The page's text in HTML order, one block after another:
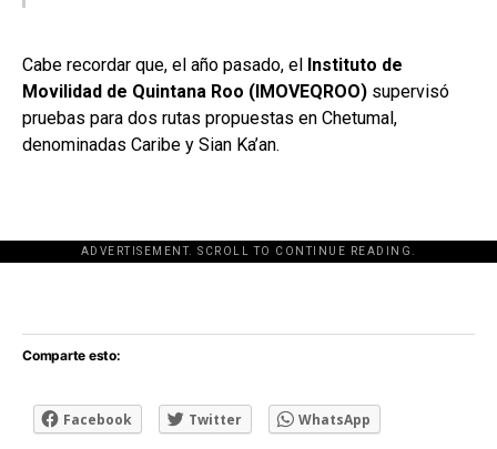
Cabe recordar que, el año pasado, el Instituto de
Movilidad de Quintana Roo (IMOVEQROO) supervisó
pruebas para dos rutas propuestas en Chetumal,
denominadas Caribe y Sian Ka’an.
ADVERTISEMENT. SCROLL TO CONTINUE READING.
[adsforwp id="243463"]
Comparte esto:
Facebook Twitter WhatsApp